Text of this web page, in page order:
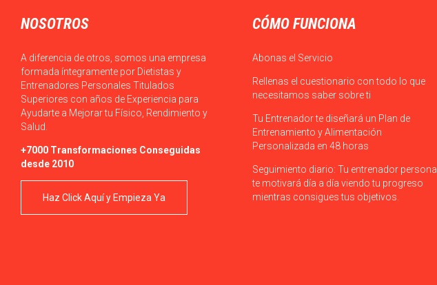
NOSOTROS
A diferencia de otros, somos una empresa
formada íntegramente por Dietistas y
Entrenadores Personales Titulados
Superiores con años de Experiencia para
Ayudarte a Mejorar tu Físico, Rendimiento y
Salud.
+7000 Transformaciones Conseguidas
desde 2010
Haz Click Aquí y Empieza Ya
CÓMO FUNCIONA
Abonas el Servicio
Rellenas el cuestionario con todo lo que
necesitamos saber sobre ti
Tu Entrenador te diseñará un Plan de
Entrenamiento y Alimentación
Personalizada en 48 horas
Seguimiento diario: Tu entrenador personal
te motivará día a día viendo tu progreso
mientras consigues tus objetivos.